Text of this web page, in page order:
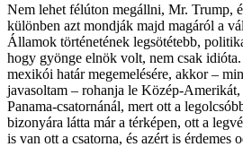
Nem lehet félúton megállni, Mr. Trump,
különben azt mondják majd magáról a
Államok történetének legsötétebb,
hogy gyönge elnök volt, nem csak
mexikói határ megemelésére, akkor –
javasoltam – rohanja le Közép-Amerikát,
Panama-csatornánál, mert ott a
bizonyára látta már a térképen, ott a
is van ott a csatorna, és azért is érdemes